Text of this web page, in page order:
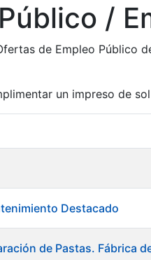
/
de Empleo Público
un impreso de
Destacado
de Pastas. Fábrica